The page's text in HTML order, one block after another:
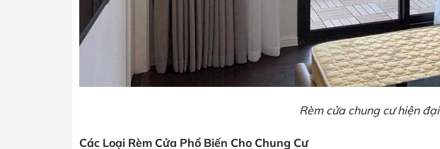
Rèm cửa chung cư hiện đại
Các Loại Rèm Cửa Phổ Biến Cho Chung Cư